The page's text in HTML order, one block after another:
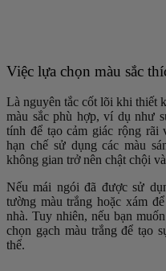
Việc lựa chọn màu sắc
Là nguyên tắc cốt lõi khi thiết
màu sắc phù hợp, ví dụ như
tính để tạo cảm giác rộng rãi
hạn chế sử dụng các màu
không gian trở nên chật chội
Nếu mái ngói đã được sử
tường màu trắng hoặc xám
nhà. Tuy nhiên, nếu bạn
chọn gạch màu trắng để tạo
thể.